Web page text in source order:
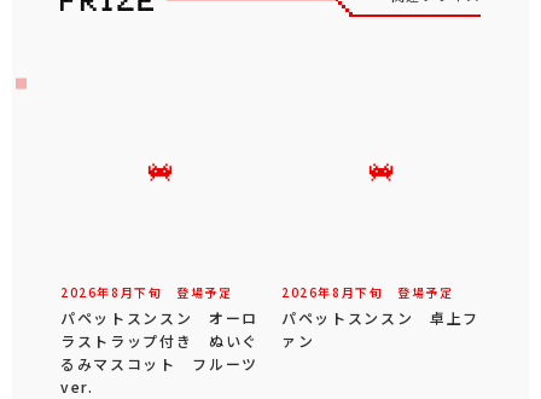
2026年8 月下旬 登場予定
パペットスンスン オーロ
ラストラップ付き ぬいぐ
るみマスコット フルーツ
ver.
2026年8 月下旬 登場予定
パペットスンスン 卓上フ
ァン